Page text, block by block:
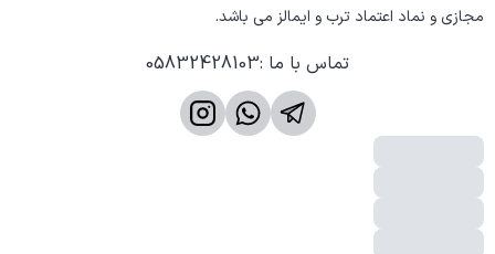
مجازی و نماد اعتماد ترب و ایمالز می باشد.
تماس با ما :
05832428103